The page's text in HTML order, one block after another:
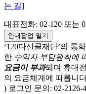
는 길]
대표전화: 02-120 또는
안내팝업 열기
‘120다산콜재단’의 통
한 수익자 부담원칙에
요금이 부과되며 휴대
의 요금체계에 따릅니
) 로그인 문의: 02-2126-